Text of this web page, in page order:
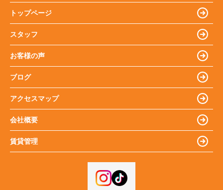
トップページ
スタッフ
お客様の声
ブログ
アクセスマップ
会社概要
賃貸管理